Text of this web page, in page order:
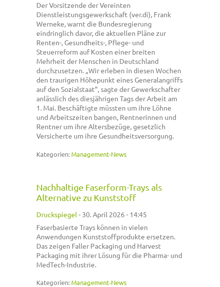
Der Vorsitzende der Vereinten
Dienstleistungsgewerkschaft (ver.di), Frank
Werneke, warnt die Bundesregierung
eindringlich davor, die aktuellen Pläne zur
Renten-, Gesundheits-, Pflege- und
Steuerreform auf Kosten einer breiten
Mehrheit der Menschen in Deutschland
durchzusetzen. „Wir erleben in diesen Wochen
den traurigen Höhepunkt eines Generalangriffs
auf den Sozialstaat“, sagte der Gewerkschafter
anlässlich des diesjährigen Tags der Arbeit am
1. Mai. Beschäftigte müssten um ihre Löhne
und Arbeitszeiten bangen, Rentnerinnen und
Rentner um ihre Altersbezüge, gesetzlich
Versicherte um ihre Gesundheitsversorgung.
Kategorien: Management-News
Nachhaltige Faserform-Trays als
Alternative zu Kunststoff
Druckspiegel - 30. April 2026 - 14:45
Faserbasierte Trays können in vielen
Anwendungen Kunststoffprodukte ersetzen.
Das zeigen Faller Packaging und Harvest
Packaging mit ihrer Lösung für die Pharma- und
MedTech-Industrie.
Kategorien: Management-News